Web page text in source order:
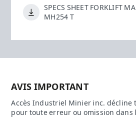
SPECS SHEET FORKLIFT
MH254 T
AVIS IMPORTANT
Accès Industriel Minier inc. décline
pour toute erreur ou omission dans